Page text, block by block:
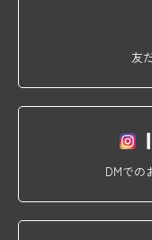
友
DMでの